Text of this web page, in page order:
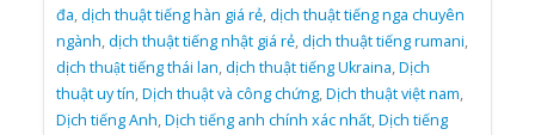
đa,dịch thuật tiếng hàn giá rẻ,dịch thuật tiếng nga chuyên
ngành,dịch thuật tiếng nhật giá rẻ,dịch thuật tiếng rumani,
dịch thuật tiếng thái lan,dịch thuật tiếng Ukraina,Dịch
thuật uy tín,Dịch thuật và công chứng,Dịch thuật việt nam,
Dịch tiếng Anh,Dịch tiếng anh chính xác nhất,Dịch tiếng